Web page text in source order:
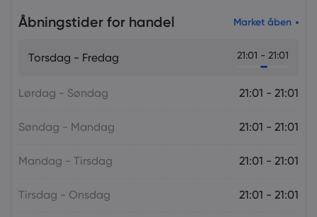
Åbningstider for handel Market åben
Torsdag - Fredag 21:01 - 21:01
Lørdag - Søndag 21:01 - 21:01
Søndag - Mandag 21:01 - 21:01
Mandag - Tirsdag 21:01 - 21:01
Tirsdag - Onsdag 21:01 - 21:01